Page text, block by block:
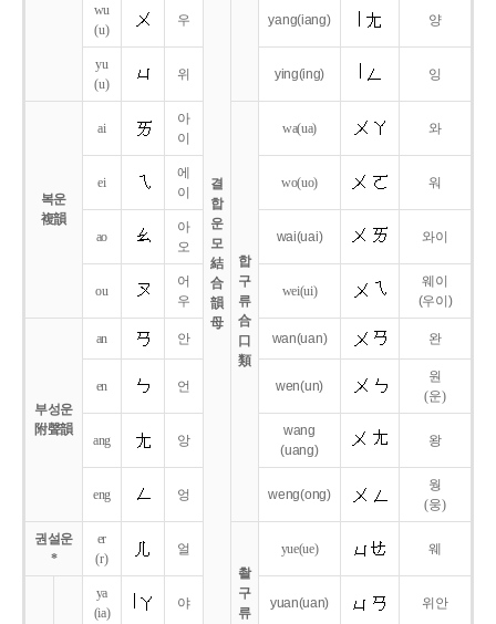
결
합
운
모
結
合
韻
母
wu
(u)
우 yang(iang) 양
yu
(u)
위 ying(ing) 잉
복운
複韻
ai
아
이
합
구
류
合
口
類
wa(ua) 와
ei
에
이
wo(uo) 워
ao
아
오
wai(uai) 와이
ou
어
우
wei(ui)
웨이
(우이)
부성운
附聲韻
an 안 wan(uan) 완
en 언 wen(un)
원
(운)
ang 앙
wang
(uang)
왕
eng 엉 weng(ong)
웡
(웅)
권설운
*
er
(r)
얼
촬
구
류
yue(ue) 웨
ya
(ia)
야 yuan(uan) 위안